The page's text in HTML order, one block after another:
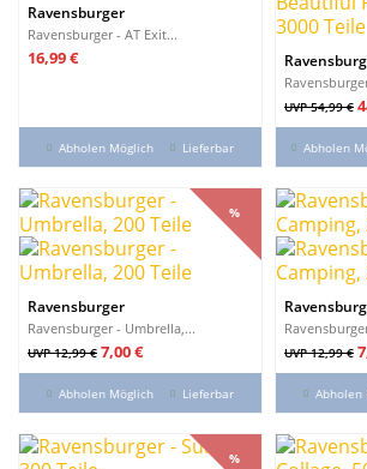
Ravensburger
Ravensburger - AT Exit...
Preis
16,99 €
Abholen Möglich Lieferbar
UVP 54,99 €
Abholen
Ravensburger
Ravensburger - Umbrella,...
Verkaufspreis
UVP 12,99 €
%
Preis
7,00 €
%
Abholen Möglich Lieferbar
UVP 12,99 €
Abholen
%
%